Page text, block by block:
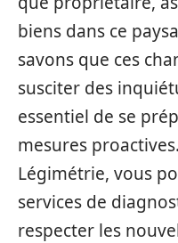
biens dans ce
savons que ces
susciter des
essentiel de se
mesures
Légimétrie, vous
services de
respecter les